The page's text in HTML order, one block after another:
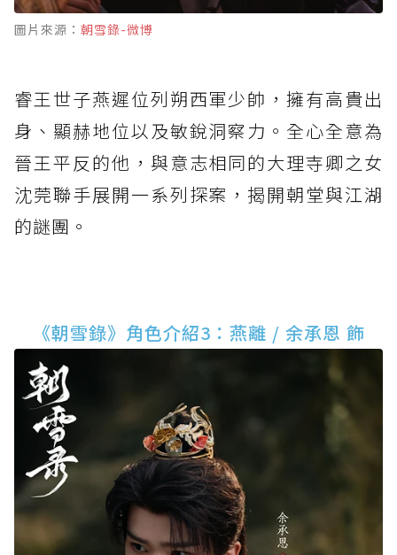
圖片來源： 朝雪錄-微博
睿王世子燕遲位列朔西軍少帥，擁有高貴出
身、顯赫地位以及敏銳洞察力。全心全意為
晉王平反的他，與意志相同的大理寺卿之女
沈莞聯手展開一系列探案，揭開朝堂與江湖
的謎團。
《朝雪錄》角色介紹3：燕離 / 余承恩 飾